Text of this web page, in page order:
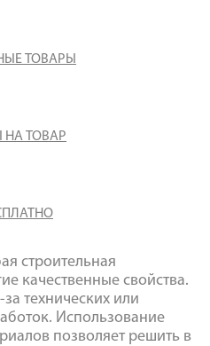
ТОВАРЫ
НА ТОВАР
строительная
качественные свойства.
технических или
Использование
позволяет решить в